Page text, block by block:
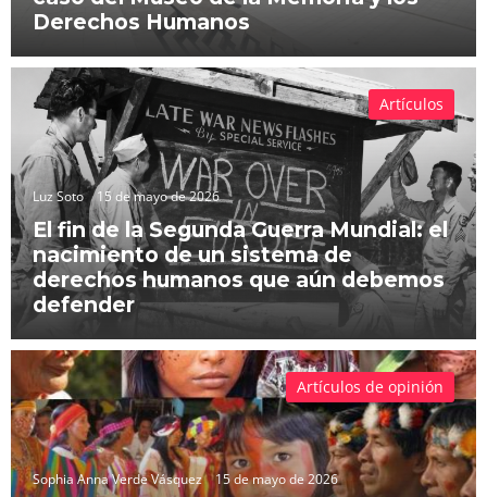
Derechos Humanos
Luz Soto 15 de mayo de 2026
El fin de la Segunda Guerra Mundial: el
nacimiento de un sistema de
derechos humanos que aún debemos
defender
Artículos
Sophia Anna Verde Vásquez 15 de mayo de 2026
Artículos de opinión